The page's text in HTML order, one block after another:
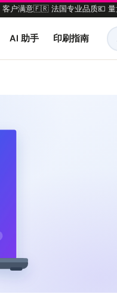
客户满意🇫🇷 法国专业品质💶
AI 助手 印刷指南